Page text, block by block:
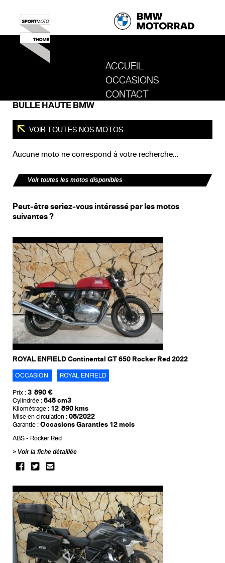
ACCUEIL
REVENIR AU SITE DE SPORT MOTO
OCCASIONS
CONTACT
BULLE HAUTE BMW
VOIR TOUTES NOS MOTOS
Aucune moto ne correspond à votre recherche...
Voir toutes les motos disponibles
Peut-être seriez-vous intéressé par les motos
suivantes ?
ROYAL ENFIELD Continental GT 650 Rocker Red 2022
OCCASION ROYAL ENFIELD
Prix : 3 890 €
Cylindrée : 648 cm3
Kilométrage : 12 890 kms
Mise en circulation : 08/2022
Garantie : Occasions Garanties 12 mois
ABS
Rocker Red
Voir la fiche détaillée